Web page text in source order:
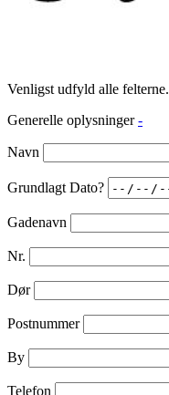
Venligst udfyld alle felterne.
Generelle oplysninger -
Navn
Grundlagt Dato?
Gadenavn
Nr.
Dør
Postnummer
By
Telefon